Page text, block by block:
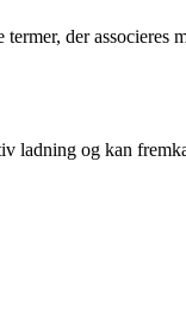
der associeres
ladning og kan